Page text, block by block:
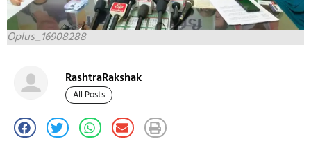
Oplus_16908288
RashtraRakshak
All Posts